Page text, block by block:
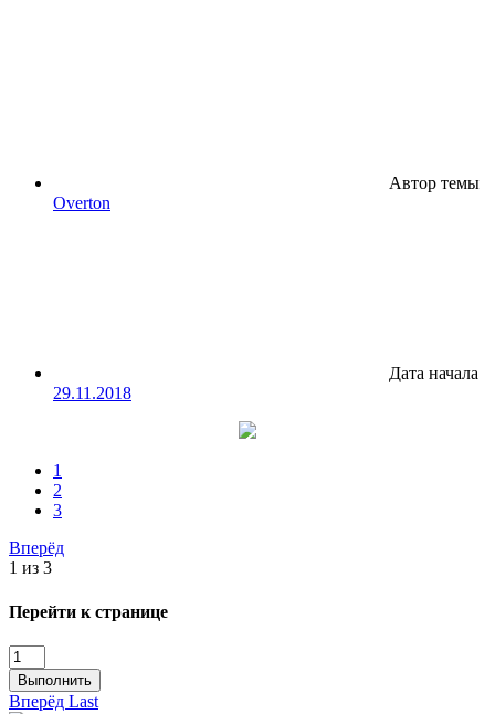
Автор темы
Overton
Дата начала
29.11.2018
1
2
3
Вперёд
1 из 3
Перейти к странице
Выполнить
Вперёд Last